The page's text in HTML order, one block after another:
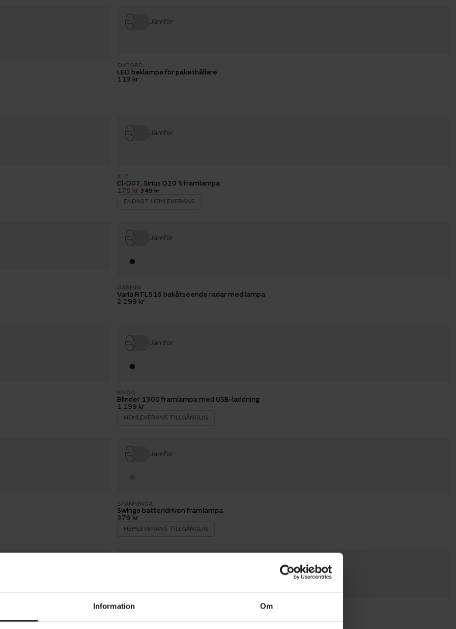
Information Om
Jämför
OXFORD
LED baklampa för pakethållare
119 kr
Jämför
XLC
Cl-D07, Sirius D20 S framlampa
175 kr 349 kr
ENDAST HEMLEVERANS
Jämför
GARMIN
Varia RTL516 bakåtseende radar med lampa
2 299 kr
Jämför
KNOG
Blinder 1300 framlampa med USB-laddning
1 199 kr
HEMLEVERANS TILLGÄNGLIG
Jämför
SPANNINGA
Swingo batteridriven framlampa
379 kr
HEMLEVERANS TILLGÄNGLIG
OXFORD
149 kr